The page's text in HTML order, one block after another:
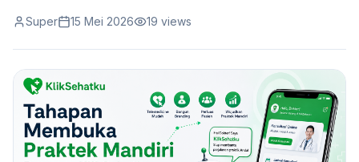
Super 15 Mei 2026 19 views